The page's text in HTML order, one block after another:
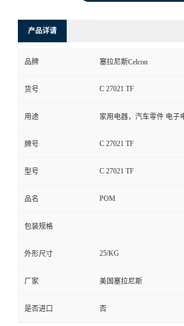
产品详请
品牌 塞拉尼斯Celcon
货号 C 27021 TF
用途 家用电器，汽车零件 电子
牌号 C 27021 TF
型号 C 27021 TF
品名 POM
包装规格
外形尺寸 25/KG
厂家 美国塞拉尼斯
是否进口 否